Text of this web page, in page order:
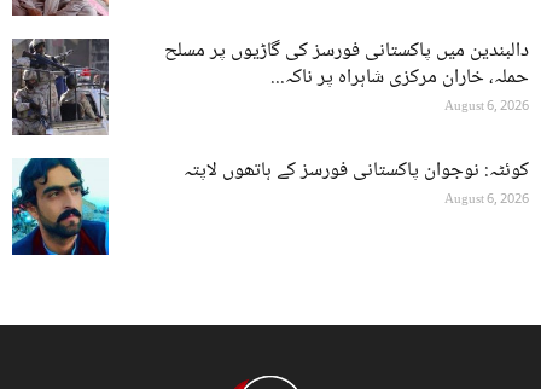
دالبندین میں پاکستانی فورسز کی گاڑیوں پر مسلح
حملہ، خاران مرکزی شاہراہ پر ناکہ...
August 6, 2026
کوئٹہ: نوجوان پاکستانی فورسز کے ہاتھوں لاپتہ
August 6, 2026